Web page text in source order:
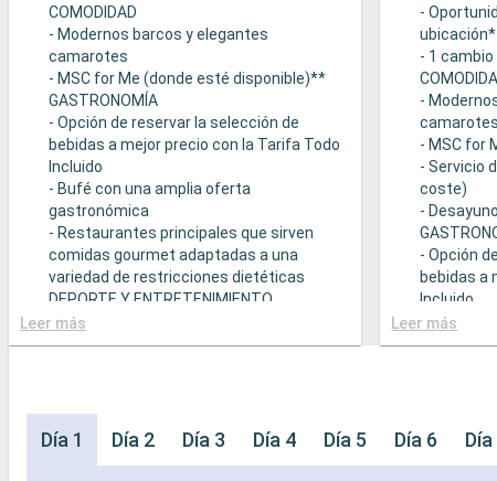
COMODIDAD
- Modernos barcos y elegantes
camarotes
- MSC for Me (donde esté disponible)**
GASTRONOMÍA
- Opción de reservar la selección de
bebidas a mejor precio con la Tarifa Todo
Incluido
- Bufé con una amplia oferta
gastronómica
- Restaurantes principales que sirven
comidas gourmet adaptadas a una
variedad de restricciones dietéticas
DEPORTE Y ENTRETENIMIENTO
- Programa variado de espectáculos en el
teatro al estilo de Broadway
panorámicas
Leer más
-
ubicación*
- 1
-
camarotes
- MSC for
- Servicio
coste)
-
- Opción
bebidas a
Incluido
- Bufé con
-
Leer más
Día 1 Día 2 Día 3 Día 4 Día 5 Día 6 Día